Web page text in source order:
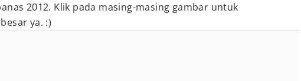
2012. Klik pada masing-masing gambar untuk
ya. :)